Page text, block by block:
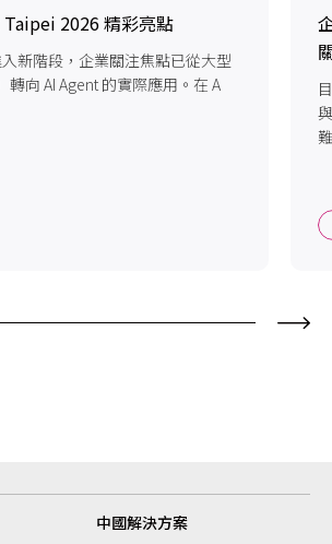
2026 精彩亮點
新階段，企業關注焦點已從大型
轉向 AI Agent 的實際應用。在 A
中國解決方案